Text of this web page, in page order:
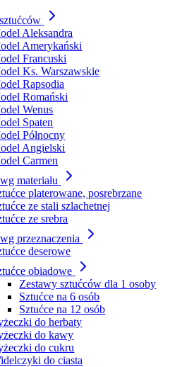
Aleksandra
Amerykański
Francuski
Ks. Warszawskie
Rapsodia
Romański
Wenus
Spaten
Północny
Angielski
Carmen
materiału
platerowane, posrebrzane
ze stali szlachetnej
ze srebra
przeznaczenia
deserowe
obiadowe
Zestawy sztućców dla 1 osoby
Sztućce na 6 osób
Sztućce na 12 osób
do herbaty
do kawy
do cukru
do ciasta